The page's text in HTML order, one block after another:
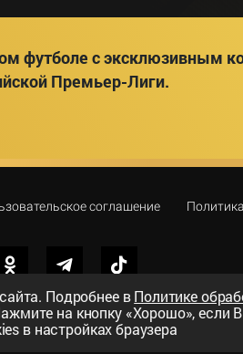
футболе с эксклюзивным
Премьер-Лиги.
соглашение
Подробнее вПолитике
на кнопку «Хорошо», если
в настройках браузера